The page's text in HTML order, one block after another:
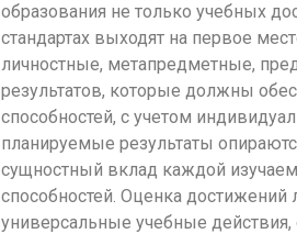
образования не только учебных
стандартах выходят на первое
личностные, метапредметные,
результатов, которые должны
способностей, с учетом
планируемые результаты
сущностный вклад каждой
способностей. Оценка
универсальные учебные действия,